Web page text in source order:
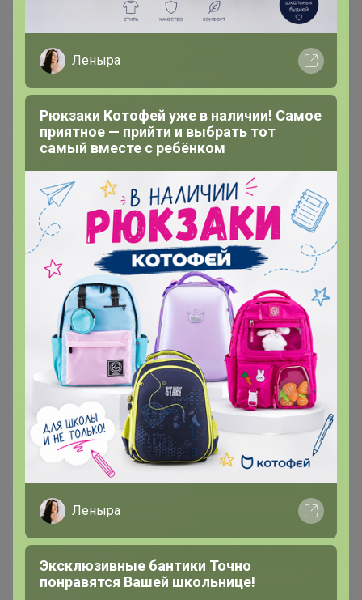
Великий магистр
В теме "СИМА-ЛЕНД. НОВЫЙ ГОД 2026 Красной
Огненной Лошади! Подарки, упаковка. "
12 сентября, 2025 17:31
добрый день,поменяйте ЦР на Солнечный пожалуйста.
nina74
Великий магистр
В теме "Гипермаркет Нисса. Бытовая химия,
косметика, товары для дома и дачи. Цветочные
кашпо, удобрения. Бесплатная доставка!"
12 сентября, 2025 17:27
добрый день ,можно разделить закупку :все для сада
150
Леныра
Рюкзаки Котофей уже в наличии! Самое
приятное — прийти и выбрать тот
самый вместе с ребёнком
Леныра
Эксклюзивные бантики Точно
понравятся Вашей школьнице!